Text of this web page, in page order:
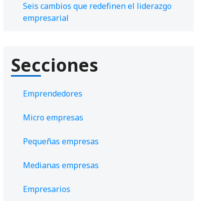
Seis cambios que redefinen el liderazgo
empresarial
Secciones
Emprendedores
Micro empresas
Pequeñas empresas
Medianas empresas
Empresarios